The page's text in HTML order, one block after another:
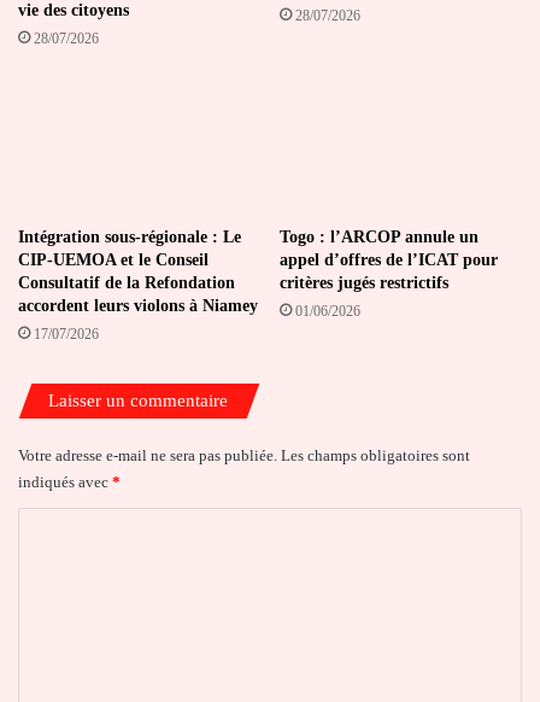
vie des citoyens
28/07/2026
28/07/2026
Intégration sous-régionale : Le
CIP-UEMOA et le Conseil
Consultatif de la Refondation
accordent leurs violons à Niamey
17/07/2026
Togo : l’ARCOP annule un
appel d’offres de l’ICAT pour
critères jugés restrictifs
01/06/2026
Laisser un commentaire
Votre adresse e-mail ne sera pas publiée. Les champs obligatoires sont
indiqués avec *